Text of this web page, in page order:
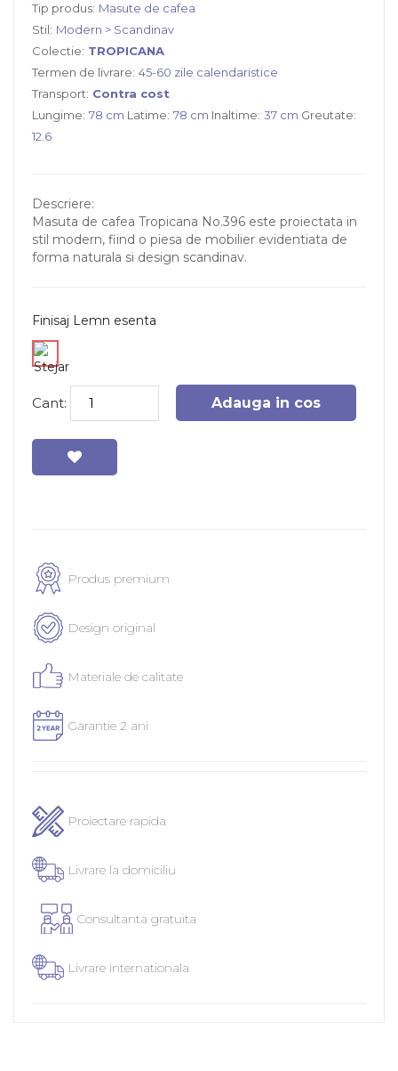
Tip produs: Masute de cafea
Stil: Modern > Scandinav
Colectie: TROPICANA
Termen de livrare: 45-60 zile calendaristice
Transport: Contra cost
Lungime: 78 cm Latime: 78 cm Inaltime: 37 cm Greutate:
12.6
Descriere:
Masuta de cafea Tropicana No.396 este proiectata in
stil modern, fiind o piesa de mobilier evidentiata de
forma naturala si design scandinav.
Finisaj Lemn esenta
Cant: Adauga in cos
Produs premium
Design original
Materiale de calitate
Garantie 2 ani
Proiectare rapida
Livrare la domiciliu
Consultanta gratuita
Livrare internationala